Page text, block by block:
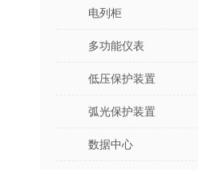
电列柜
多功能仪表
低压保护装置
弧光保护装置
数据中心